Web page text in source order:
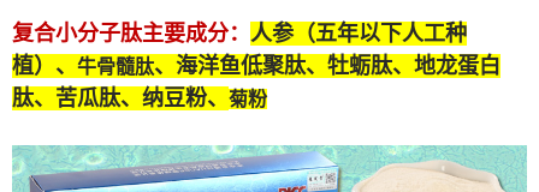
复合小分子肽主要成分： 人参（五年以下人工种
植）、 牛骨髓肽、海洋鱼低聚肽、牡蛎肽、 地龙蛋白
肽、苦瓜肽、纳豆粉、 菊粉